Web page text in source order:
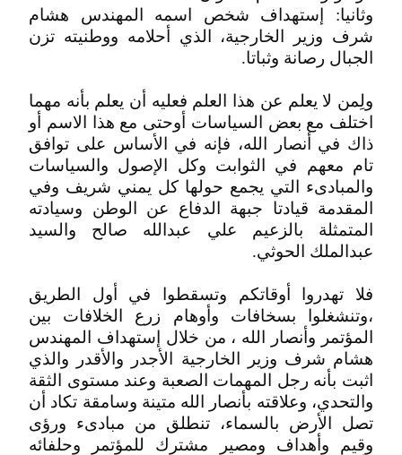
وثانيا: إستهداف شخص اسمه المهندس هشام
شرف وزير الخارجية، الذي أحلامه ووطنيته تزن
الجبال رصانة وثباتا.
ولِمن لا يعلم عن هذا العلم فعليه أن يعلم بأنه مهما
اختلف مع بعض السياسات أوحتى مع هذا الاسم أو
ذاك في أنصار الله، فإنه في الأساس على توافق
تام معهم في الثوابت وكل الإصول والسياسات
والمبادىء التي يجمع حولها كل يمني شريف وفي
المقدمة قيادتا جبهة الدفاع عن الوطن وسيادته
المتمثلة بالزعيم علي عبدالله صالح والسيد
عبدالملك الحوثي.
فلا تهدروا أوقاتكم وتسقطوا في أول الطريق
،وتنشغلوا بسخافات وأوهام زرع الخلافات بين
المؤتمر وأنصار الله ، من خلال إستهداف المهندس
هشام شرف وزير الخارجية الأجدر والأقدر والذي
اثبت بأنه رجل المهمات الصعبة وعند مستوى الثقة
والتحدي، وعلاقته بأنصار الله متينة وسامقة تكاد أن
تصل الأرض بالسماء، تنطلق من مبادىء ورؤى
وقيم وأهداف ومصير مشترك للمؤتمر وحلفائه